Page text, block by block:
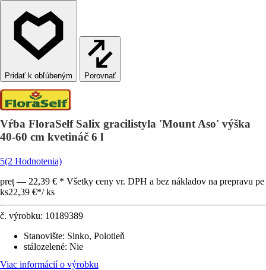
Porovnať
Vŕba FloraSelf Salix gracilistyla 'Mount Aso' výška
40-60 cm kvetináč 6 l
5(2 Hodnotenia)
preț — 22,39 € * Všetky ceny vr. DPH a bez nákladov na prepravu pe
ks22,39 €*/ ks
č. výrobku: 10189389
Stanovište: Slnko, Polotieň
stálozelené: Nie
Viac informácií o výrobku